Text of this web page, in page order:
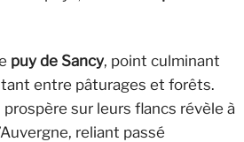
puy de Sancy, point culminant
entre pâturages et forêts.
sur leurs flancs révèle à
reliant passé